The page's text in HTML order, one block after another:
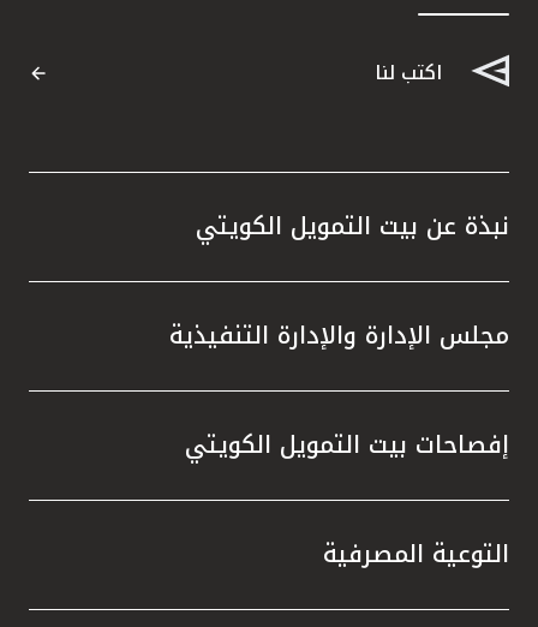
خدمات ما بعد البيع
اتصل بنا
مواقع الفروع وأجهزة الصرف الآلي
ألمانيا
تركيا
مصر
اكتب لنا
نبذة عن بيت التمويل الكويتي
مجلس الإدارة والإدارة التنفيذية
إفصاحات بيت التمويل الكويتي
التوعية المصرفية